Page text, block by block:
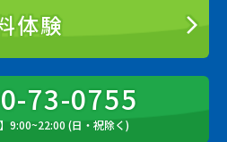
体験
73-0755
】9:00~22:00 (日・祝除く)